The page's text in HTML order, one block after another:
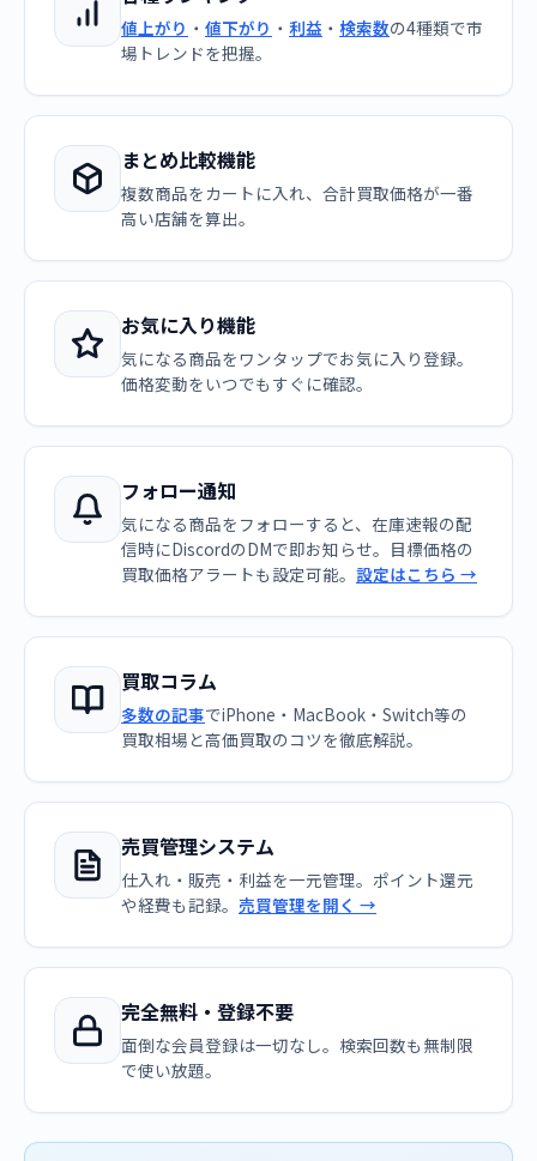
値上がり ・ 値下がり ・ 利益 ・ 検索数の4種類で市
場トレンドを把握。
まとめ比較機能
複数商品をカートに入れ、合計買取価格が一番
高い店舗を算出。
お気に入り機能
気になる商品をワンタップでお気に入り登録。
価格変動をいつでもすぐに確認。
フォロー通知
気になる商品をフォローすると、在庫速報の配
信時にDiscordのDMで即お知らせ。目標価格の
買取価格アラートも設定可能。 設定はこちら →
買取コラム
多数の記事でiPhone・MacBook・Switch等の
買取相場と高価買取のコツを徹底解説。
売買管理システム
仕入れ・販売・利益を一元管理。ポイント還元
や経費も記録。 売買管理を開く →
完全無料・登録不要
面倒な会員登録は一切なし。検索回数も無制限
で使い放題。